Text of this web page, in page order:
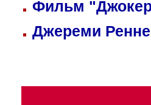
Фильм
Джереми